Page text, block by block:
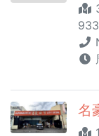
名